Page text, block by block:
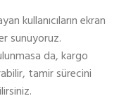
kullanıcıların ekran
sunuyoruz.
da, kargo
tamir sürecini